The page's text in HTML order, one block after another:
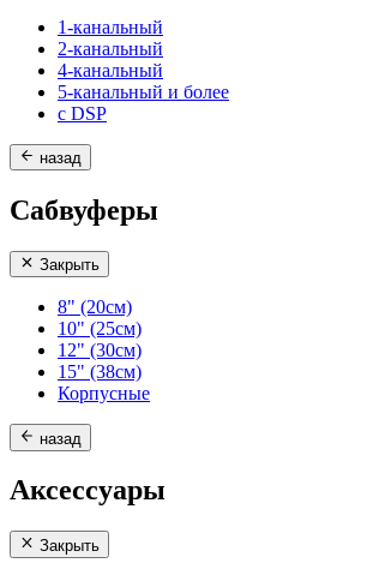
1-канальный
2-канальный
4-канальный
5-канальный и более
с DSP
назад
Сабвуферы
Закрыть
8" (20см)
10" (25см)
12" (30см)
15" (38см)
Корпусные
назад
Аксессуары
Закрыть